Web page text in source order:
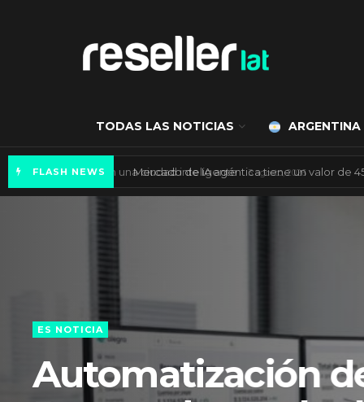
TODAS LAS NOTICIAS ARGENTINA
FLASH NEWS Axis Communications y Guatemala crean
ES NOTICIA
Automatización